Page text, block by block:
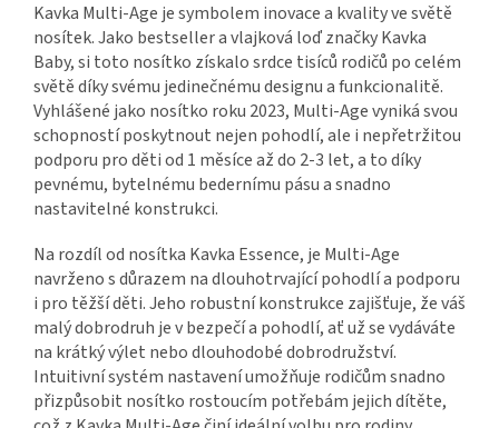
Kavka Multi-Age je symbolem inovace a kvality ve světě
nosítek. Jako bestseller a vlajková loď značky Kavka
Baby, si toto nosítko získalo srdce tisíců rodičů po celém
světě díky svému jedinečnému designu a funkcionalitě.
Vyhlášené jako nosítko roku 2023, Multi-Age vyniká svou
schopností poskytnout nejen pohodlí, ale i nepřetržitou
podporu pro děti od 1 měsíce až do 2-3 let, a to díky
pevnému, bytelnému bedernímu pásu a snadno
nastavitelné konstrukci.
Na rozdíl od nosítka Kavka Essence, je Multi-Age
navrženo s důrazem na dlouhotrvající pohodlí a podporu
i pro těžší děti. Jeho robustní konstrukce zajišťuje, že váš
malý dobrodruh je v bezpečí a pohodlí, ať už se vydáváte
na krátký výlet nebo dlouhodobé dobrodružství.
Intuitivní systém nastavení umožňuje rodičům snadno
přizpůsobit nosítko rostoucím potřebám jejich dítěte,